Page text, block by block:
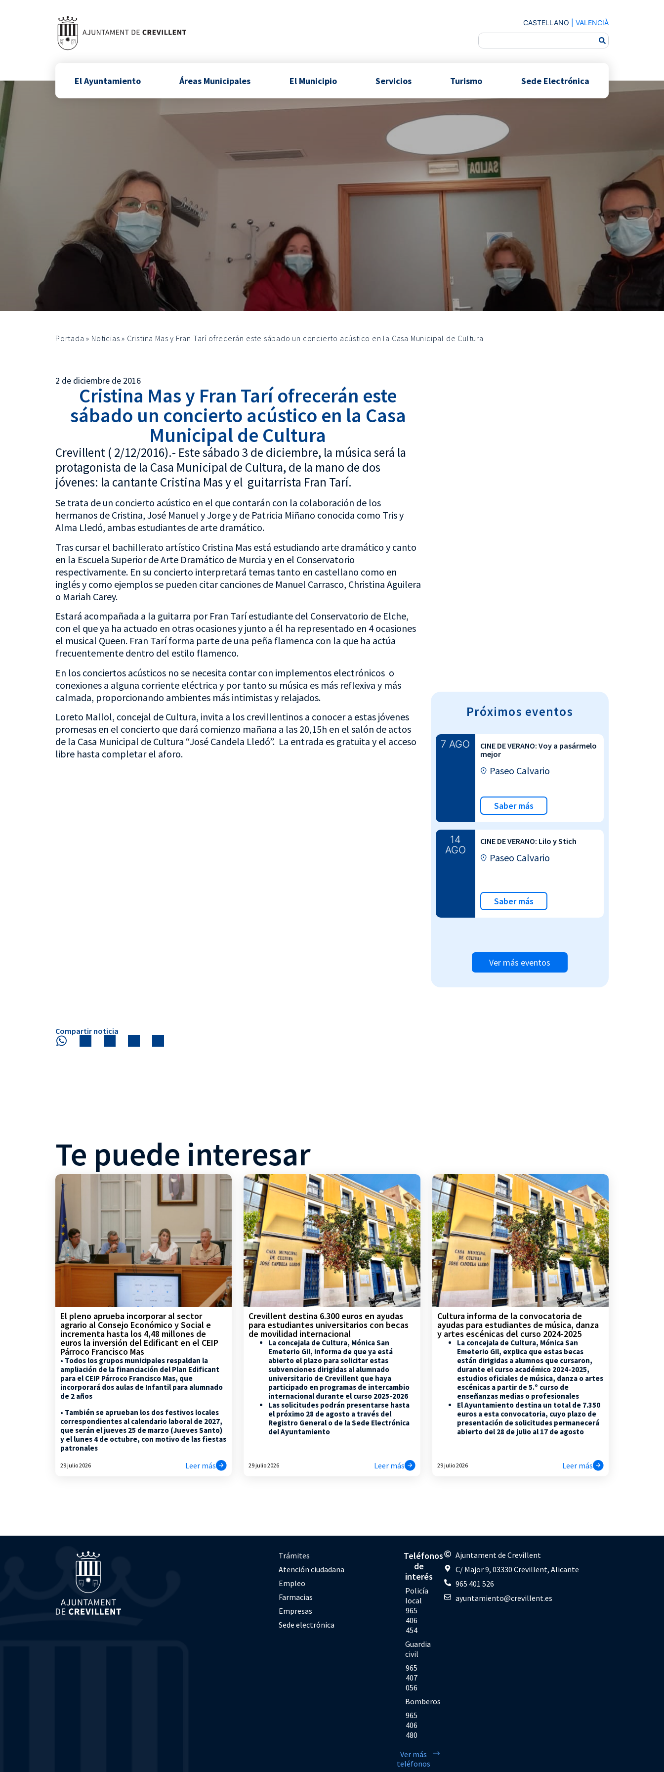
CASTELLANO VALENCIÀ
El Ayuntamiento Áreas Municipales El Municipio Servicios Turismo Sede Electrónica
Portada » Noticias » Cristina Mas y Fran Tarí ofrecerán este sábado un concierto acústico en la Casa Municipal de Cultura
2 de diciembre de 2016
Cristina Mas y Fran Tarí ofrecerán este
sábado un concierto acústico en la Casa
Municipal de Cultura
Crevillent ( 2/12/2016).- Este sábado 3 de diciembre, la música será la
protagonista de la Casa Municipal de Cultura, de la mano de dos
jóvenes: la cantante Cristina Mas y el guitarrista Fran Tarí.
Se trata de un concierto acústico en el que contarán con la colaboración de los
hermanos de Cristina, José Manuel y Jorge y de Patricia Miñano conocida como Tris y
Alma Lledó, ambas estudiantes de arte dramático.
Tras cursar el bachillerato artístico Cristina Mas está estudiando arte dramático y canto
en la Escuela Superior de Arte Dramático de Murcia y en el Conservatorio
respectivamente. En su concierto interpretará temas tanto en castellano como en
inglés y como ejemplos se pueden citar canciones de Manuel Carrasco, Christina Aguilera
o Mariah Carey.
Estará acompañada a la guitarra por Fran Tarí estudiante del Conservatorio de Elche,
con el que ya ha actuado en otras ocasiones y junto a él ha representado en 4 ocasiones
el musical Queen. Fran Tarí forma parte de una peña flamenca con la que ha actúa
frecuentemente dentro del estilo flamenco.
En los conciertos acústicos no se necesita contar con implementos electrónicos o
conexiones a alguna corriente eléctrica y por tanto su música es más reflexiva y más
calmada, proporcionando ambientes más intimistas y relajados.
Loreto Mallol, concejal de Cultura, invita a los crevillentinos a conocer a estas jóvenes
promesas en el concierto que dará comienzo mañana a las 20,15h en el salón de actos
de la Casa Municipal de Cultura “José Candela Lledó”. La entrada es gratuita y el acceso
libre hasta completar el aforo.
Próximos eventos
7 AGO
CINE DE VERANO: Voy a pasármelo
mejor
Paseo Calvario
Saber más
14
AGO
CINE DE VERANO: Lilo y Stich
Paseo Calvario
Saber más
Ver más eventos
Compartir noticia
Te puede interesar
El pleno aprueba incorporar al sector
agrario al Consejo Económico y Social e
incrementa hasta los 4,48 millones de
euros la inversión del Edificant en el CEIP
Párroco Francisco Mas
• Todos los grupos municipales respaldan la
ampliación de la financiación del Plan Edificant
para el CEIP Párroco Francisco Mas, que
incorporará dos aulas de Infantil para alumnado
de 2 años
• También se aprueban los dos festivos locales
correspondientes al calendario laboral de 2027,
que serán el jueves 25 de marzo (Jueves Santo)
y el lunes 4 de octubre, con motivo de las fiestas
patronales
29 julio 2026 Leer más
Crevillent destina 6.300 euros en ayudas
para estudiantes universitarios con becas
de movilidad internacional
La concejala de Cultura, Mónica San
Emeterio Gil, informa de que ya está
abierto el plazo para solicitar estas
subvenciones dirigidas al alumnado
universitario de Crevillent que haya
participado en programas de intercambio
internacional durante el curso 2025-2026
Las solicitudes podrán presentarse hasta
el próximo 28 de agosto a través del
Registro General o de la Sede Electrónica
del Ayuntamiento
29 julio 2026 Leer más
Cultura informa de la convocatoria de
ayudas para estudiantes de música, danza
y artes escénicas del curso 2024-2025
La concejala de Cultura, Mónica San
Emeterio Gil, explica que estas becas
están dirigidas a alumnos que cursaron,
durante el curso académico 2024-2025,
estudios oficiales de música, danza o artes
escénicas a partir de 5.º curso de
enseñanzas medias o profesionales
El Ayuntamiento destina un total de 7.350
euros a esta convocatoria, cuyo plazo de
presentación de solicitudes permanecerá
abierto del 28 de julio al 17 de agosto
29 julio 2026 Leer más
Trámites
Atención ciudadana
Empleo
Farmacias
Empresas
Sede electrónica
Teléfonos
de
interés
Policía
local
965
406
454
Guardia
civil
965
407
056
Bomberos
965
406
480
Ver más
teléfonos
Ajuntament de Crevillent
C/ Major 9, 03330 Crevillent, Alicante
965 401 526
ayuntamiento@crevillent.es